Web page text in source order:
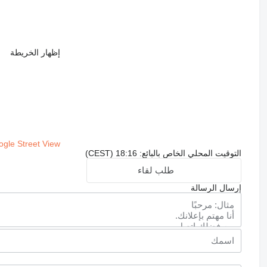
إظهار الخريطة
Street View
التوقيت المحلي الخاص بالبائع: 18:16 (CEST)
طلب لقاء
إرسال الرسالة